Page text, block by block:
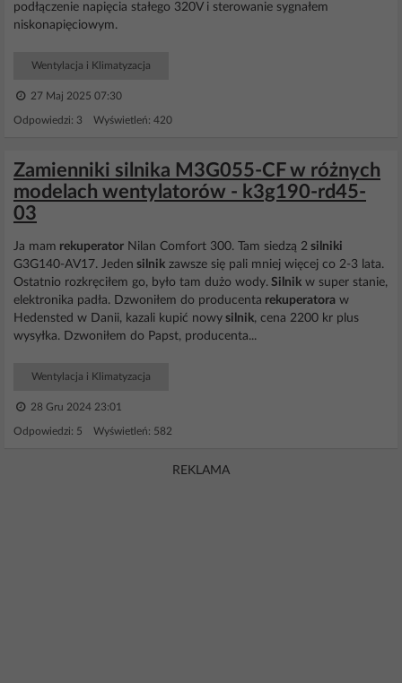
podłączenie napięcia stałego 320V i sterowanie sygnałem
niskonapięciowym.
Wentylacja i Klimatyzacja
27 Maj 2025 07:30
Odpowiedzi: 3 Wyświetleń: 420
Zamienniki silnika M3G055-CF w różnych
modelach wentylatorów - k3g190-rd45-
03
Ja mam rekuperator Nilan Comfort 300. Tam siedzą 2 silniki
G3G140-AV17. Jeden silnik zawsze się pali mniej więcej co 2-3 lata.
Ostatnio rozkręciłem go, było tam dużo wody. Silnik w super stanie,
elektronika padła. Dzwoniłem do producenta rekuperatora w
Hedensted w Danii, kazali kupić nowy silnik, cena 2200 kr plus
wysyłka. Dzwoniłem do Papst, producenta...
Wentylacja i Klimatyzacja
28 Gru 2024 23:01
Odpowiedzi: 5 Wyświetleń: 582
REKLAMA